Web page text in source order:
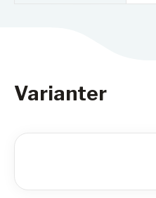
Varianter